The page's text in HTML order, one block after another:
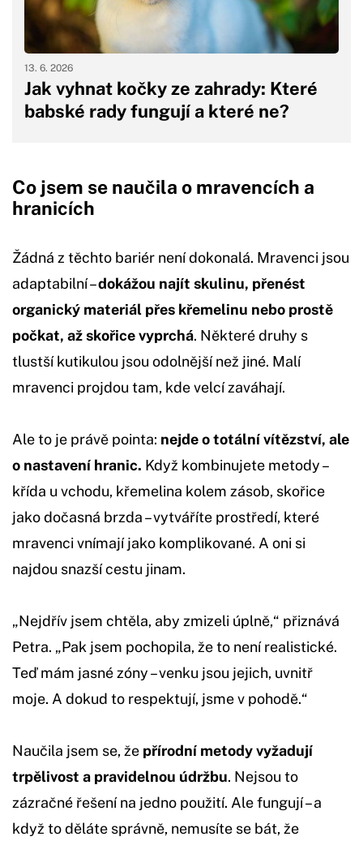
Jak vyhnat kočky ze zahrady: Které
babské rady fungují a které ne?
13. 6. 2026
Co jsem se naučila o mravencích a
hranicích
Žádná z těchto bariér není dokonalá. Mravenci jsou
adaptabilní –dokážou najít skulinu, přenést
organický materiál přes křemelinu nebo prostě
počkat, až skořice vyprchá. Některé druhy s
tlustší kutikulou jsou odolnější než jiné. Malí
mravenci projdou tam, kde velcí zaváhají.
Ale to je právě pointa: nejde o totální vítězství, ale
o nastavení hranic. Když kombinujete metody –
křída u vchodu, křemelina kolem zásob, skořice
jako dočasná brzda – vytváříte prostředí, které
mravenci vnímají jako komplikované. A oni si
najdou snazší cestu jinam.
„Nejdřív jsem chtěla, aby zmizeli úplně,“ přiznává
Petra. „Pak jsem pochopila, že to není realistické.
Teď mám jasné zóny – venku jsou jejich, uvnitř
moje. A dokud to respektují, jsme v pohodě.“
Naučila jsem se, že přírodní metody vyžadují
trpělivost a pravidelnou údržbu. Nejsou to
zázračné řešení na jedno použití. Ale fungují – a
když to děláte správně, nemusíte se bát, že